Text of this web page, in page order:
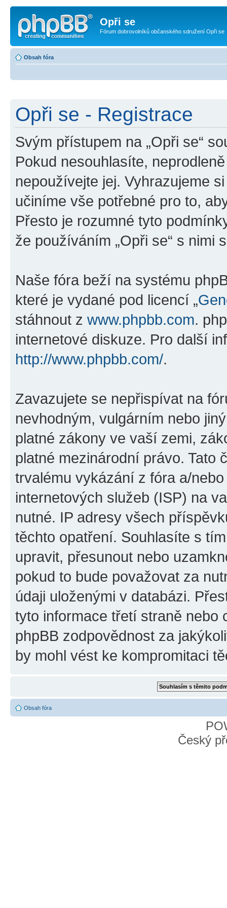
Opři se
Fórum dobrovolníků občanského sdružení Opři se
Obsah fóra
Opři se - Registrace
Svým přístupem na „Opři se“
Pokud nesouhlasíte,
nepoužívejte jej. Vyhrazujeme
učiníme vše potřebné pro to,
Přesto je rozumné tyto
že používáním „Opři se“ s nimi
Naše fóra beží na systému
které je vydané pod licencí „
stáhnout z www.phpbb.com.
internetové diskuze. Pro další
http://www.phpbb.com/.
Zavazujete se nepřispívat na
nevhodným, vulgárním nebo
platné zákony ve vaší zemi,
platné mezinárodní právo. Tato
trvalému vykázání z fóra a/
internetových služeb (ISP) na
nutné. IP adresy všech
těchto opatření. Souhlasíte s
upravit, přesunout nebo
pokud to bude považovat za
údaji uloženými v databázi.
tyto informace třetí straně nebo
phpBB zodpovědnost za
by mohl vést ke kompromitaci
Obsah fóra
Český